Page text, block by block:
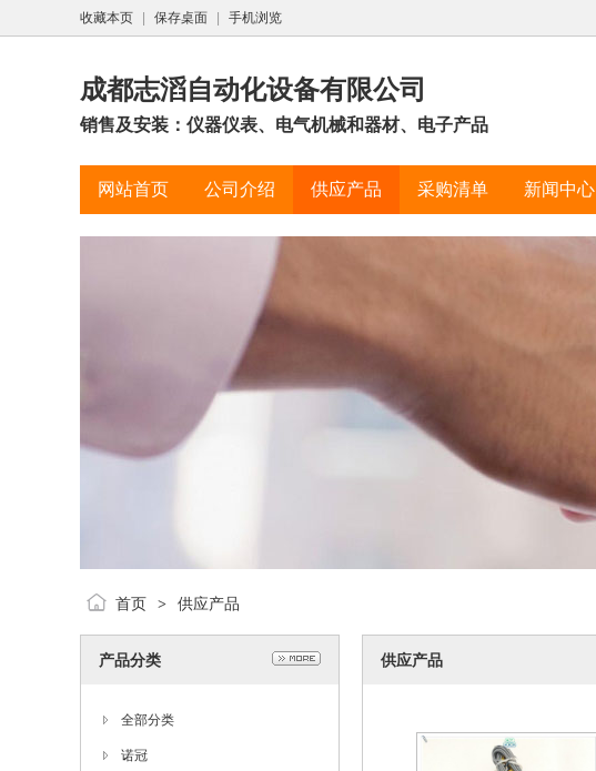
收藏本页 保存桌面 手机浏览
成都志滔自动化设备有限公司
销售及安装：仪器仪表、电气机械和器材、电子产品
网站首页 公司介绍 供应产品 采购清单 新闻中心
首页 > 供应产品
产品分类
全部分类
诺冠
供应产品